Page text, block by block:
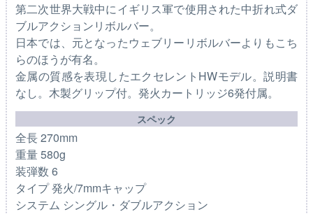
第二次世界大戦中にイギリス軍で使用された中折れ式ダ
ブルアクションリボルバー。
日本では、元となったウェブリーリボルバーよりもこち
らのほうが有名。
金属の質感を表現したエクセレントHWモデル。説明書
なし。木製グリップ付。発火カートリッジ6発付属。
スペック
全長 270mm
重量 580g
装弾数 6
タイプ 発火/7mmキャップ
システム シングル・ダブルアクション